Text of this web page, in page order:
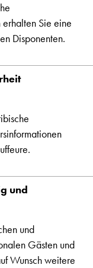
Sie eine
Disponenten.
und
und
Gästen und
Wunsch weitere